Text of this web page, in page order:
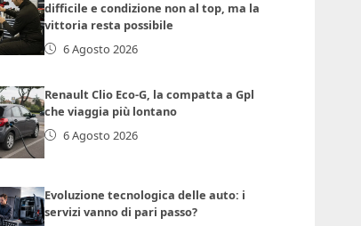
difficile e condizione non al top, ma la
vittoria resta possibile
6 Agosto 2026
Renault Clio Eco-G, la compatta a Gpl
che viaggia più lontano
6 Agosto 2026
Evoluzione tecnologica delle auto: i
servizi vanno di pari passo?